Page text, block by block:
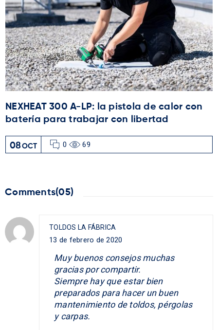
NEXHEAT 300 A-LP: la pistola de calor con
batería para trabajar con libertad
08OCT 0 69
Comments(05)
TOLDOS LA FÁBRICA
13 de febrero de 2020
Muy buenos consejos muchas
gracias por compartir.
Siempre hay que estar bien
preparados para hacer un buen
mantenimiento de toldos, pérgolas
y carpas.